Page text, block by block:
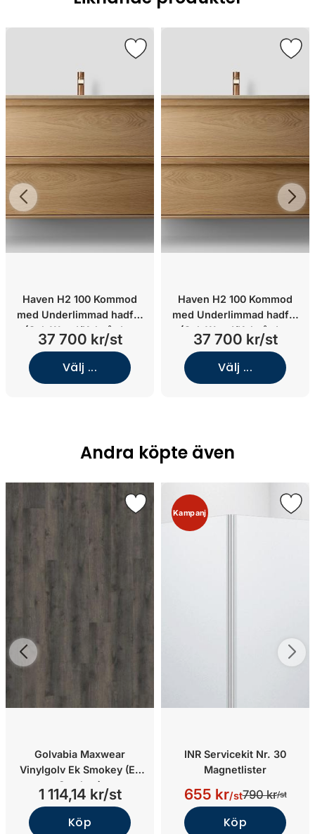
Haven H2 100 Kommod
med Underlimmad hadfat
(Oak Wood/Kolmården
Light/Underlimmat koppar)
37 700 kr/st
Välj ...
Haven H2 100 Kommod
med Underlimmad hadfat
(Oak Wood/Kolmården
Light/Underlimmat Black
Chrome)
37 700 kr/st
Välj ...
Andra köpte även
Golvabia Maxwear
Vinylgolv Ek Smokey (Ek
Smokey)
1 114,14 kr/st
Köp
Kampanj
INR Servicekit Nr. 30
Magnetlister
655 kr/st790 kr/st
Köp